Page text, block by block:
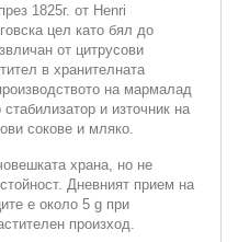
1825г. от Henri
цел като бял до
от цитрусови
в хранителната
на мармалад
и източник на
сокове и мляко.
храна, но не
Дневният прием на
е около 5 g при
произход.